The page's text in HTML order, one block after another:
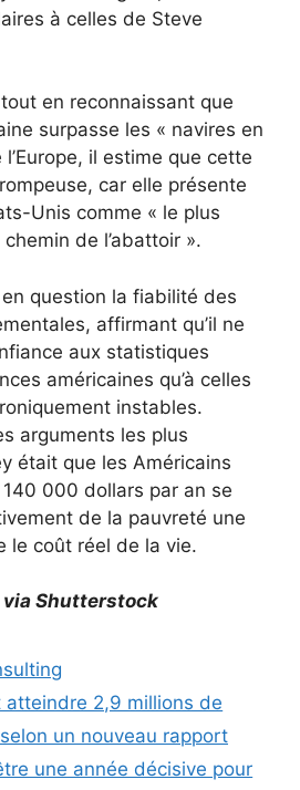
à celles de Steve
en reconnaissant que
surpasse les « navires en
il estime que cette
car elle présente
Unis comme « le plus
de l’abattoir ».
question la fiabilité des
affirmant qu’il ne
aux statistiques
américaines qu’à celles
instables.
arguments les plus
était que les Américains
000 dollars par an se
de la pauvreté une
le coût réel de la vie.
via Shutterstock
atteindre 2,9 millions de
un nouveau rapport
une année décisive pour